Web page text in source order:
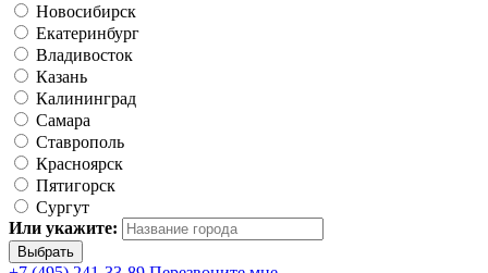
Новосибирск
Екатеринбург
Владивосток
Казань
Калининград
Самара
Ставрополь
Красноярск
Пятигорск
Сургут
Или укажите: